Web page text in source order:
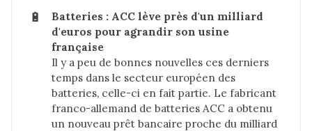
🔋
Batteries : ACC lève près d'un milliard
d'euros pour agrandir son usine
française
Il y a peu de bonnes nouvelles ces derniers
temps dans le secteur européen des
batteries, celle-ci en fait partie. Le fabricant
franco-allemand de batteries ACC a obtenu
un nouveau prêt bancaire proche du milliard